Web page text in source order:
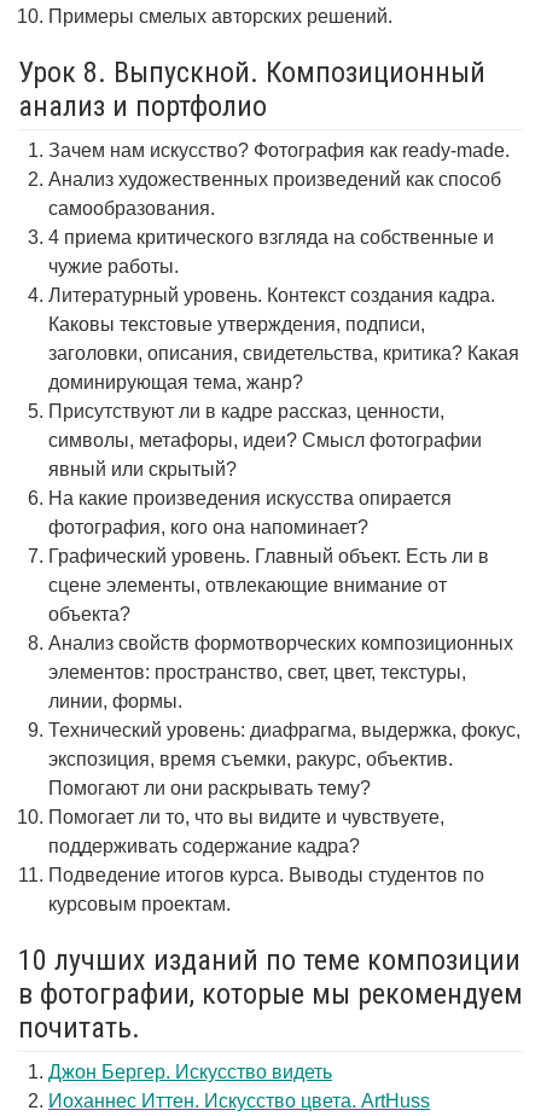
Примеры смелых авторских решений.
Урок 8. Выпускной. Композиционный
анализ и портфолио
Зачем нам искусство? Фотография как ready-made.
Анализ художественных произведений как способ
самообразования.
4 приема критического взгляда на собственные и
чужие работы.
Литературный уровень. Контекст создания кадра.
Каковы текстовые утверждения, подписи,
заголовки, описания, свидетельства, критика? Какая
доминирующая тема, жанр?
Присутствуют ли в кадре рассказ, ценности,
символы, метафоры, идеи? Смысл фотографии
явный или скрытый?
На какие произведения искусства опирается
фотография, кого она напоминает?
Графический уровень. Главный объект. Есть ли в
сцене элементы, отвлекающие внимание от
объекта?
Анализ свойств формотворческих композиционных
элементов: пространство, свет, цвет, текстуры,
линии, формы.
Технический уровень: диафрагма, выдержка, фокус,
экспозиция, время съемки, ракурс, объектив.
Помогают ли они раскрывать тему?
Помогает ли то, что вы видите и чувствуете,
поддерживать содержание кадра?
Подведение итогов курса. Выводы студентов по
курсовым проектам.
10 лучших изданий по теме композиции
в фотографии, которые мы рекомендуем
почитать.
Джон Бергер. Искусство видеть
Иоханнес Иттен. Искусство цвета. ArtHuss